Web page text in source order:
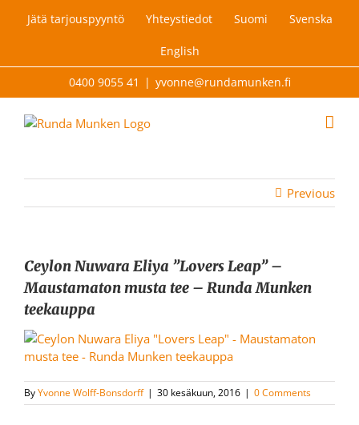
Jätä tarjouspyyntö Yhteystiedot Suomi Svenska
English
0400 9055 41 | yvonne@rundamunken.fi
Previous
Ceylon Nuwara Eliya ”Lovers Leap” –
Maustamaton musta tee – Runda Munken
teekauppa
ByYvonne Wolff-Bonsdorff | 30 kesäkuun, 2016 | 0 Comments